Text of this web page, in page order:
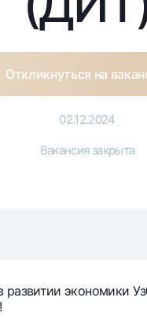
Контакт-
Откликнуться на
02.12.2024
Вакансия закрыта
экономики